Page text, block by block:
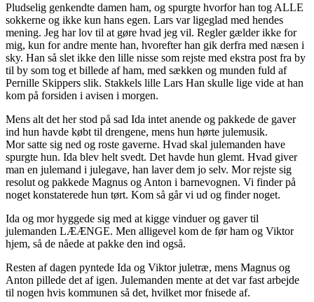
Pludselig genkendte damen ham, og spurgte hvorfor han tog ALLE
sokkerne og ikke kun hans egen. Lars var ligeglad med hendes
mening. Jeg har lov til at gøre hvad jeg vil. Regler gælder ikke for
mig, kun for andre mente han, hvorefter han gik derfra med næsen i
sky. Han så slet ikke den lille nisse som rejste med ekstra post fra by
til by som tog et billede af ham, med sækken og munden fuld af
Pernille Skippers slik. Stakkels lille Lars Han skulle lige vide at han
kom på forsiden i avisen i morgen.
Mens alt det her stod på sad Ida intet anende og pakkede de gaver
ind hun havde købt til drengene, mens hun hørte julemusik.
Mor satte sig ned og roste gaverne. Hvad skal julemanden have
spurgte hun. Ida blev helt svedt. Det havde hun glemt. Hvad giver
man en julemand i julegave, han laver dem jo selv. Mor rejste sig
resolut og pakkede Magnus og Anton i barnevognen. Vi finder på
noget konstaterede hun tørt. Kom så går vi ud og finder noget.
Ida og mor hyggede sig med at kigge vinduer og gaver til
julemanden LÆÆNGE. Men alligevel kom de før ham og Viktor
hjem, så de nåede at pakke den ind også.
Resten af dagen pyntede Ida og Viktor juletræ, mens Magnus og
Anton pillede det af igen. Julemanden mente at det var fast arbejde
til nogen hvis kommunen så det, hvilket mor fnisede af.